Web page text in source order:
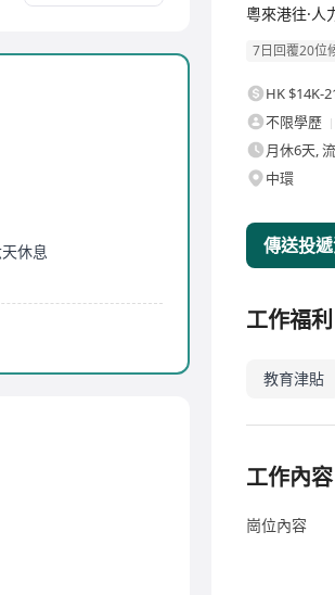
休息
粵來港往·人
7日回覆20位
HK $14K-
不限學歷
月休6天,
中環
傳送投
工作福利
教育津貼
工作內容
崗位內容